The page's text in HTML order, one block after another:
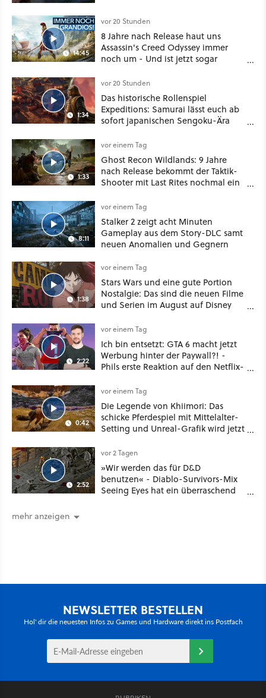
14:45
vor 20 Stunden
8 Jahre nach Release haut uns
Assassin's Creed Odyssey immer
noch um - Und ist jetzt sogar
1:34
vor 20 Stunden
Das historische Rollenspiel
Expeditions: Samurai lässt euch ab
sofort japanischen Sengoku-Ära
oder Diplomatie
1:33
vor einem Tag
Ghost Recon Wildlands: 9 Jahre
nach Release bekommt der Taktik-
Shooter mit Last Rites nochmal ein
8:11
vor einem Tag
Stalker 2 zeigt acht Minuten
Gameplay aus dem Story-DLC samt
neuen Anomalien und Gegnern
1:38
vor einem Tag
Stars Wars und eine gute Portion
Nostalgie: Das sind die neuen Filme
und Serien im August auf Disney
2:22
vor einem Tag
Ich bin entsetzt: GTA 6 macht jetzt
Werbung hinter der Paywall?! -
Phils erste Reaktion auf den Netflix-
0:42
vor einem Tag
Die Legende von Khiimori: Das
schicke Pferdespiel mit Mittelalter-
Setting und Unreal-Grafik wird jetzt
2:52
vor 2 Tagen
»Wir werden das für D&D
benutzen« - Diablo-Survivors-Mix
Seeing Eyes hat ein überraschend
mehr anzeigen
NEWSLETTER BESTELLEN
Hol' dir die neuesten Infos zu Games und Hardware direkt ins Postfach